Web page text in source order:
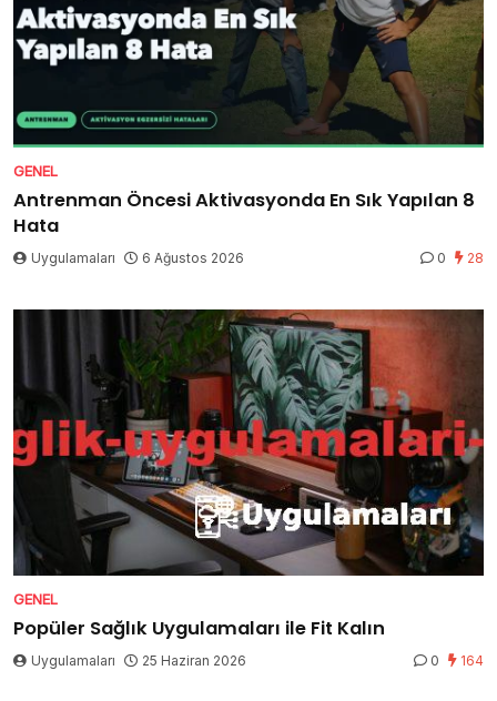
GENEL
Antrenman Öncesi Aktivasyonda En Sık Yapılan 8
Hata
Uygulamaları 6 Ağustos 2026 0 28
GENEL
Popüler Sağlık Uygulamaları ile Fit Kalın
Uygulamaları 25 Haziran 2026 0 164